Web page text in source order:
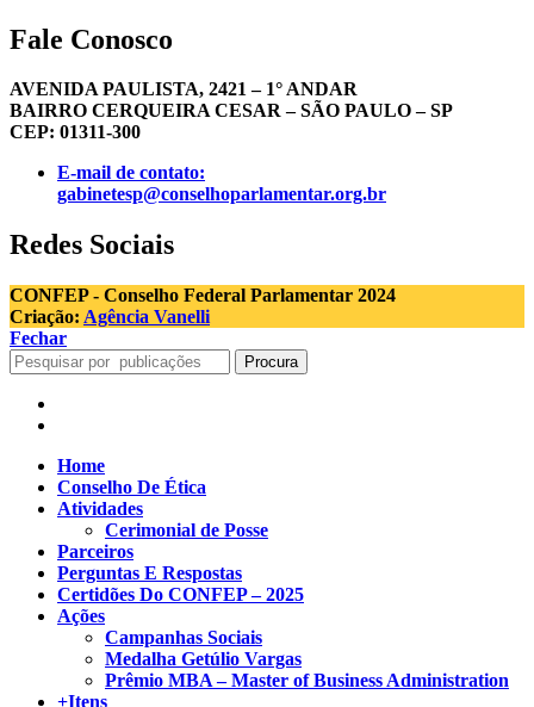
Fale Conosco
AVENIDA PAULISTA, 2421 – 1° ANDAR
BAIRRO CERQUEIRA CESAR – SÃO PAULO – SP
CEP: 01311-300
E-mail de contato:
gabinetesp@conselhoparlamentar.org.br
Redes Sociais
CONFEP - Conselho Federal Parlamentar 2024
Criação: Agência Vanelli
Fechar
Procura
Home
Conselho De Ética
Atividades
Cerimonial de Posse
Parceiros
Perguntas E Respostas
Certidões Do CONFEP – 2025
Ações
Campanhas Sociais
Medalha Getúlio Vargas
Prêmio MBA – Master of Business Administration
+Itens